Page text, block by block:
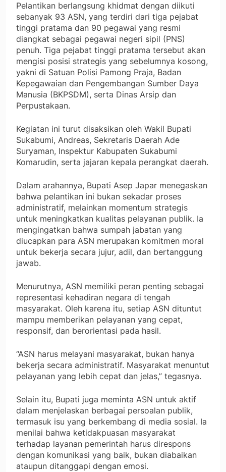
Pelantikan berlangsung khidmat dengan diikuti
sebanyak 93 ASN, yang terdiri dari tiga pejabat
tinggi pratama dan 90 pegawai yang resmi
diangkat sebagai pegawai negeri sipil (PNS)
penuh. Tiga pejabat tinggi pratama tersebut akan
mengisi posisi strategis yang sebelumnya kosong,
yakni di Satuan Polisi Pamong Praja, Badan
Kepegawaian dan Pengembangan Sumber Daya
Manusia (BKPSDM), serta Dinas Arsip dan
Perpustakaan.
Kegiatan ini turut disaksikan oleh Wakil Bupati
Sukabumi, Andreas, Sekretaris Daerah Ade
Suryaman, Inspektur Kabupaten Sukabumi
Komarudin, serta jajaran kepala perangkat daerah.
Dalam arahannya, Bupati Asep Japar menegaskan
bahwa pelantikan ini bukan sekadar proses
administratif, melainkan momentum strategis
untuk meningkatkan kualitas pelayanan publik. Ia
mengingatkan bahwa sumpah jabatan yang
diucapkan para ASN merupakan komitmen moral
untuk bekerja secara jujur, adil, dan bertanggung
jawab.
Menurutnya, ASN memiliki peran penting sebagai
representasi kehadiran negara di tengah
masyarakat. Oleh karena itu, setiap ASN dituntut
mampu memberikan pelayanan yang cepat,
responsif, dan berorientasi pada hasil.
“ASN harus melayani masyarakat, bukan hanya
bekerja secara administratif. Masyarakat menuntut
pelayanan yang lebih cepat dan jelas,” tegasnya.
Selain itu, Bupati juga meminta ASN untuk aktif
dalam menjelaskan berbagai persoalan publik,
termasuk isu yang berkembang di media sosial. Ia
menilai bahwa ketidakpuasan masyarakat
terhadap layanan pemerintah harus direspons
dengan komunikasi yang baik, bukan diabaikan
ataupun ditanggapi dengan emosi.